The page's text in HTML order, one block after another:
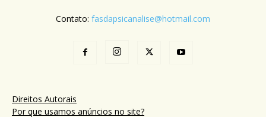
Contato: fasdapsicanalise@hotmail.com
Direitos Autorais
Por que usamos anúncios no site?